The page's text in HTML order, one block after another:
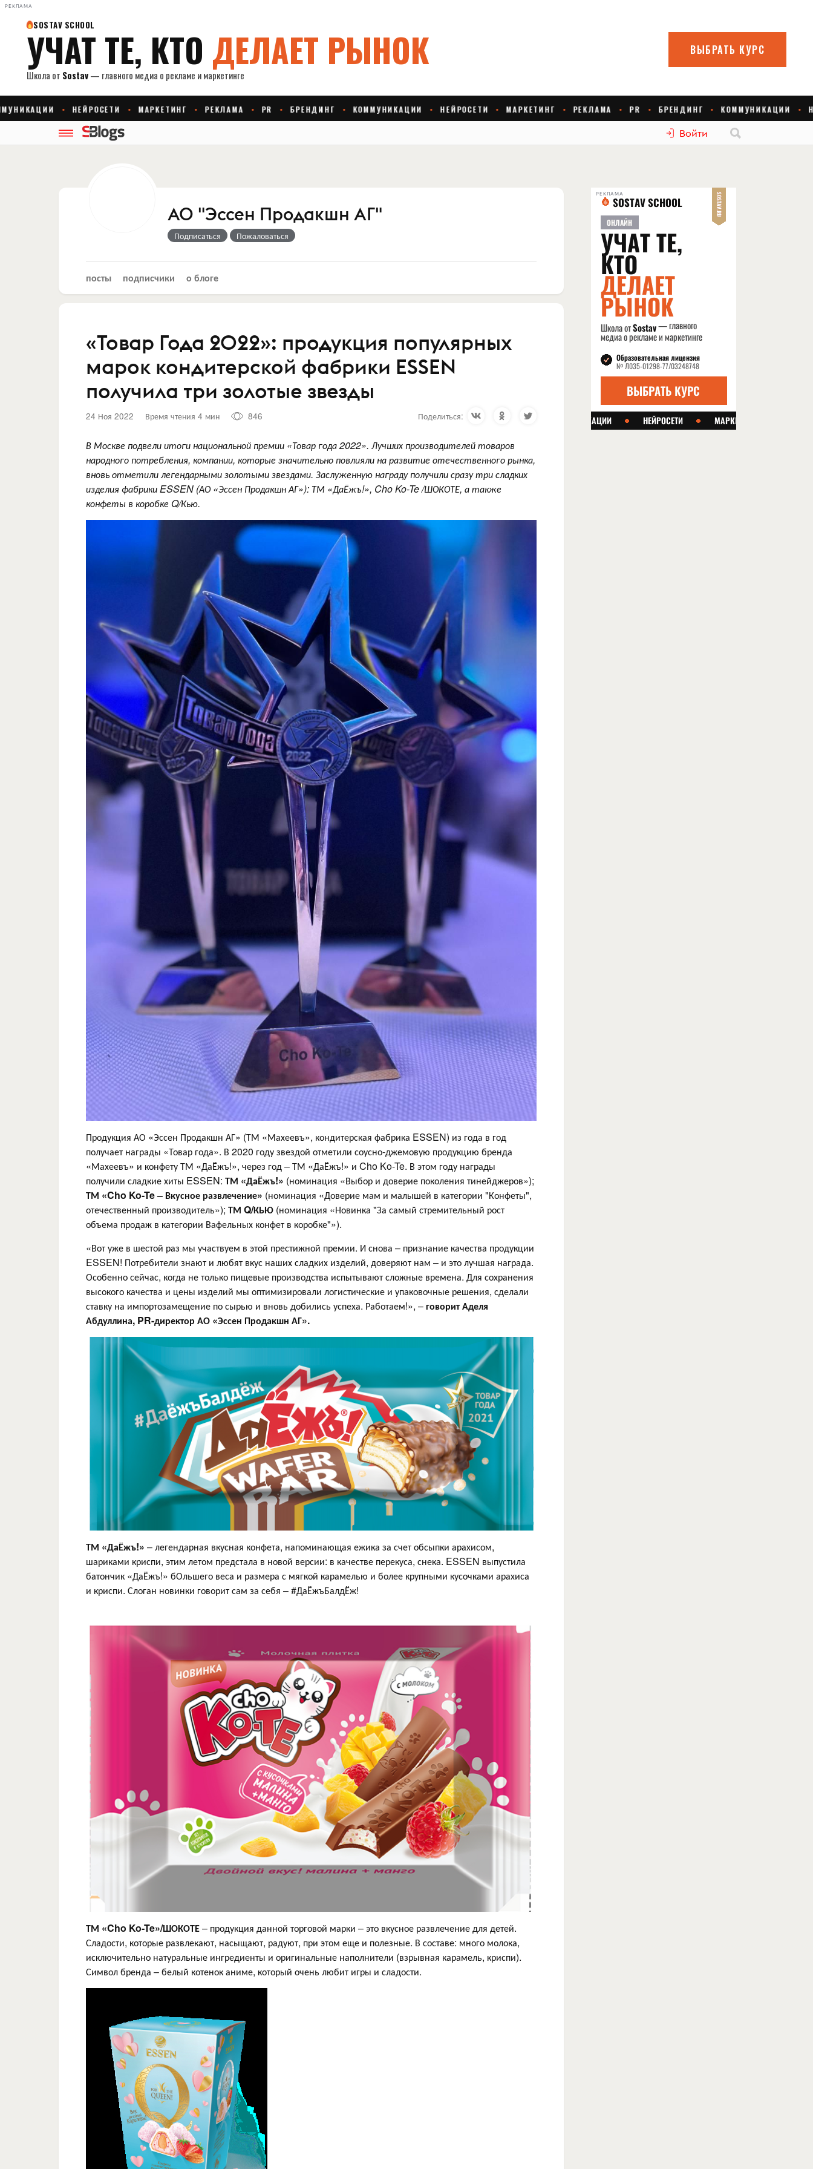
РЕКЛАМА
Войти
АО "Эссен Продакшн АГ"
Подписаться Пожаловаться
посты подписчики о блоге
«Товар Года 2022»: продукция популярных
марок кондитерской фабрики ESSEN
получила три золотые звезды
24 Ноя 2022 Время чтения 4 мин 846 Поделиться:
В Москве подвели итоги национальной премии «Товар года 2022». Лучших производителей товаров
народного потребления, компании, которые значительно повлияли на развитие отечественного рынка,
вновь отметили легендарными золотыми звездами. Заслуженную награду получили сразу три сладких
изделия фабрики ESSEN (АО «Эссен Продакшн АГ»): ТМ «ДаЁжъ!», Cho Ko-Te /ШОКОТЕ, а также
конфеты в коробке Q/Кью.
Продукция АО «Эссен Продакшн АГ» (ТМ «Махеевъ», кондитерская фабрика ESSEN) из года в год
получает награды «Товар года». В 2020 году звездой отметили соусно-джемовую продукцию бренда
«Махеевъ» и конфету ТМ «ДаЁжъ!», через год – ТМ «ДаЁжъ!» и Cho Ko-Te. В этом году награды
получили сладкие хиты ESSEN: ТМ «ДаЁжъ!» (номинация «Выбор и доверие поколения тинейджеров»);
ТМ «Cho Ko-Te – Вкусное развлечение» (номинация «Доверие мам и малышей в категории "Конфеты",
отечественный производитель»); ТМ Q/КЬЮ (номинация «Новинка "За самый стремительный рост
объема продаж в категории Вафельных конфет в коробке"»).
«Вот уже в шестой раз мы участвуем в этой престижной премии. И снова – признание качества продукции
ESSEN! Потребители знают и любят вкус наших сладких изделий, доверяют нам – и это лучшая награда.
Особенно сейчас, когда не только пищевые производства испытывают сложные времена. Для сохранения
высокого качества и цены изделий мы оптимизировали логистические и упаковочные решения, сделали
ставку на импортозамещение по сырью и вновь добились успеха. Работаем!», –говорит Аделя
Абдуллина, PR-директор АО «Эссен Продакшн АГ».
ТМ «ДаЁжъ!» – легендарная вкусная конфета, напоминающая ежика за счет обсыпки арахисом,
шариками криспи, этим летом предстала в новой версии: в качестве перекуса, снека. ESSEN выпустила
батончик «ДаЁжъ!» бОльшего веса и размера с мягкой карамелью и более крупными кусочками арахиса
и криспи. Слоган новинки говорит сам за себя – #ДаЁжъБалдЁж!
ТМ «Cho Ko-Te»/ШОКОТЕ– продукция данной торговой марки – это вкусное развлечение для детей.
Сладости, которые развлекают, насыщают, радуют, при этом еще и полезные. В составе: много молока,
исключительно натуральные ингредиенты и оригинальные наполнители (взрывная карамель, криспи).
Символ бренда – белый котенок аниме, который очень любит игры и сладости.
РЕКЛАМА